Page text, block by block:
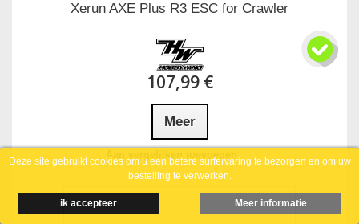
Deze site gebruikt cookies om u een betere surfervaring te bezorgen en om uw
bestelling te verwerken.
ik accepteer Meer informatie
Xerun AXE Plus R3 ESC for Crawler
107,99 €
Meer
Aan vergelijken toevoegen